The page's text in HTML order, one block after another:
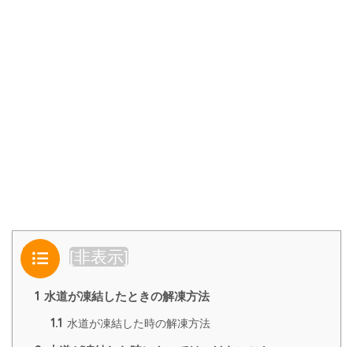
目次 [非表示]
1 水道が凍結したときの解凍方法
1.1 水道が凍結した時の解凍方法